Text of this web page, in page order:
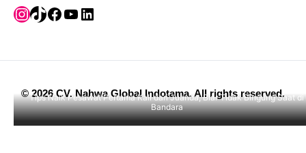
Tips Naik Pesawat Pertama Kali dari Juanda, Biar Tidak Bingung Saat di
Bandara
Instagram
TikTok
Facebook
YouTube
LinkedIn
© 2026 CV. Nahwa Global Indotama.All rights reserved.